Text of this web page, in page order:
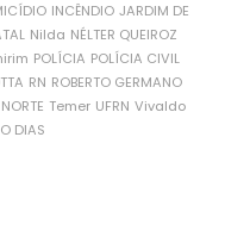
INCÊNDIO JARDIM DE
Nilda NÉLTER QUEIROZ
POLÍCIA POLÍCIA CIVIL
RN ROBERTO GERMANO
Temer UFRN Vivaldo
DIAS